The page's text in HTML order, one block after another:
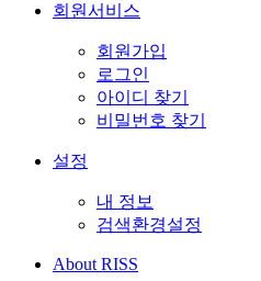
회원서비스
회원가입
로그인
아이디 찾기
비밀번호 찾기
설정
내 정보
검색환경설정
About RISS